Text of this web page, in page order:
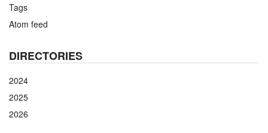
Tags
Atom feed
DIRECTORIES
2024
2025
2026